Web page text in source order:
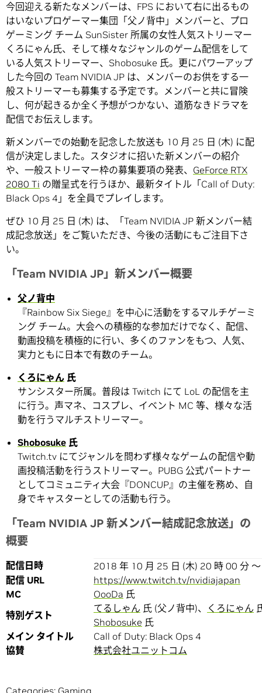
今回迎える新たなメンバーは、FPS において右に出るもの
はいないプロゲーマー集団「父ノ背中」メンバーと、プロ
ゲーミング チーム SunSister 所属の女性人気ストリーマー
くろにゃん氏、そして様々なジャンルのゲーム配信をして
いる人気ストリーマー、Shobosuke 氏。更にパワーアップ
した今回の Team NVIDIA JP は、メンバーのお供をする一
般ストリーマーも募集する予定です。メンバーと共に冒険
し、何が起きるか全く予想がつかない、道筋なきドラマを
配信でお伝えします。
新メンバーでの始動を記念した放送も 10 月 25 日 (木) に配
信が決定しました。スタジオに招いた新メンバーの紹介
や、一般ストリーマー枠の募集要項の発表、 GeForce RTX
2080 Ti の贈呈式を行うほか、最新タイトル「Call of Duty:
Black Ops 4」を全員でプレイします。
ぜひ 10 月 25 日 (木) は、「Team NVIDIA JP 新メンバー結
成記念放送」をご覧いただき、今後の活動にもご注目下さ
い。
「Team NVIDIA JP」新メンバー概要
父ノ背中
『Rainbow Six Siege』を中心に活動をするマルチゲーミ
ング チーム。大会への積極的な参加だけでなく、配信、
動画投稿を積極的に行い、多くのファンをもつ、人気、
実力ともに日本で有数のチーム。
くろにゃん 氏
サンシスター所属。普段は Twitch にて LoL の配信を主
に行う。声マネ、コスプレ、イベント MC 等、様々な活
動を行うマルチストリーマー。
Shobosuke 氏
Twitch.tv にてジャンルを問わず様々なゲームの配信や動
画投稿活動を行うストリーマー。PUBG 公式パートナー
としてコミュニティ大会『DONCUP』の主催を務め、自
身でキャスターとしての活動も行う。
「Team NVIDIA JP 新メンバー結成記念放送」の
概要
配信日時
2018 年 10 月 25 日 (木) 20 時 00 分
配信 URL
https://www.twitch.tv/nvidiajapan
MC
OooDa 氏
特別ゲスト
てるしゃん 氏 (父ノ背中)、 くろにゃん
Shobosuke 氏
メイン タイトル
Call of Duty: Black Ops 4
協賛
株式会社ユニットコム